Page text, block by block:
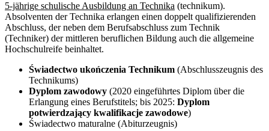
5-jährige schulische Ausbildung an Technika (technikum).
Absolventen der Technika erlangen einen doppelt qualifizierenden
Abschluss, der neben dem Berufsabschluss zum Technik
(Techniker) der mittleren beruflichen Bildung auch die allgemeine
Hochschulreife beinhaltet.
Świadectwo ukończenia Technikum (Abschlusszeugnis des
Technikums)
Dyplom zawodowy (2020 eingeführtes Diplom über die
Erlangung eines Berufstitels; bis 2025: Dyplom
potwierdzający kwalifikacje zawodowe)
Świadectwo maturalne (Abiturzeugnis)